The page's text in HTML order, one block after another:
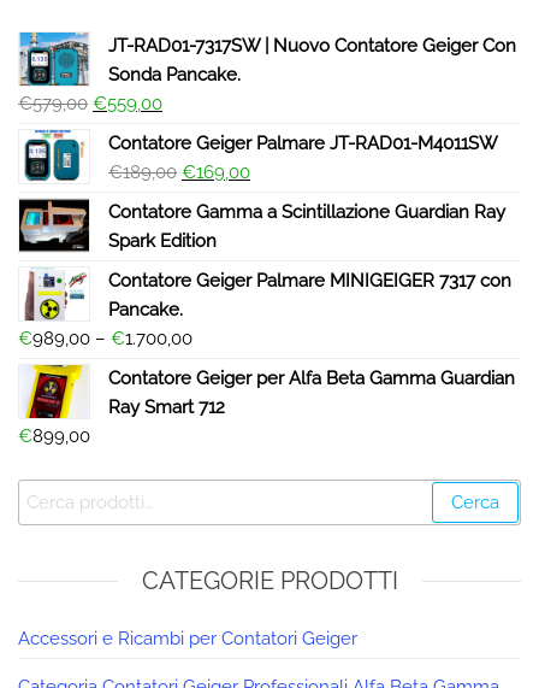
JT-RAD01-7317SW | Nuovo Contatore Geiger Con
Sonda Pancake.
€579,00 €559,00
Contatore Geiger Palmare JT-RAD01-M4011SW
€189,00 €169,00
Contatore Gamma a Scintillazione Guardian Ray
Spark Edition
Contatore Geiger Palmare MINIGEIGER 7317 con
Pancake.
€989,00 – €1.700,00
Contatore Geiger per Alfa Beta Gamma Guardian
Ray Smart 712
€899,00
Cerca
CATEGORIE PRODOTTI
Accessori e Ricambi per Contatori Geiger